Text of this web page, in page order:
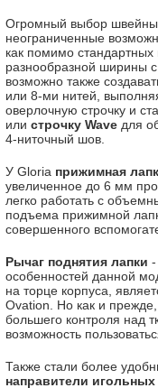
Огромный выбор
неограниченные
как помимо
разнообразной ширины
возможно также
или 8-ми нитей,
оверлочную строчку и
или строчку Wave для
4-ниточный шов.
У Gloria прижимная
увеличенное до 6 мм
легко работать с
подъема прижимной
совершенного
Рычаг поднятия лапки -
особенностей данной
на торце корпуса,
Ovation. Но как и
большего контроля над
возможность
Также стали более
направители игольных